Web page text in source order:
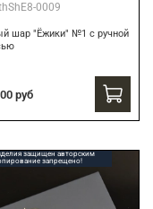
0009
шар "Ёжики" №1 с ручной
руб
защищен авторским
запрещено!